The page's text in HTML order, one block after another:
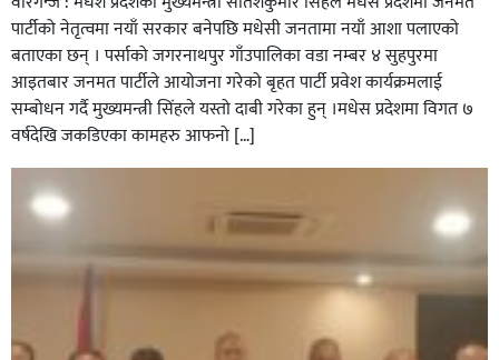
सिराहाको औरहीमा जेन-जी भेला सम्पन्न
पार्टीको नेतृत्वमा नयाँ सरकार बनेपछि मधेसी जनतामा नयाँ आशा पलाएको
बताएका छन् । पर्साको जगरनाथपुर गाँउपालिका वडा नम्बर ४ सुहपुरमा
आइतबार जनमत पार्टीले आयोजना गरेको बृहत पार्टी प्रवेश कार्यक्रमलाई
सम्बोधन गर्दै मुख्यमन्त्री सिंहले यस्तो दाबी गरेका हुन् ।मधेस प्रदेशमा विगत ७
वर्षदेखि जकडिएका कामहरु आफनो […]